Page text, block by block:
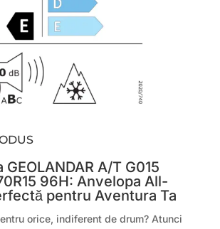
GEOLANDAR A/T G015
96H: Anvelopa All-
pentru Aventura Ta
orice, indiferent de drum? Atunci